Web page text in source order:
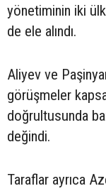
yönetiminin iki
de ele alındı.
Aliyev ve
görüşmeler
doğrultusunda
değindi.
Taraflar ayrıca